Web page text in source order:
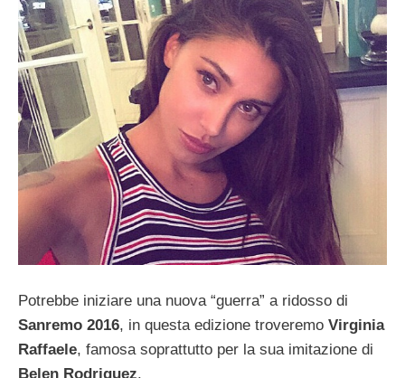
Potrebbe iniziare una nuova “guerra” a ridosso di
Sanremo 2016, in questa edizione troveremo Virginia
Raffaele, famosa soprattutto per la sua imitazione di
Belen Rodriguez.